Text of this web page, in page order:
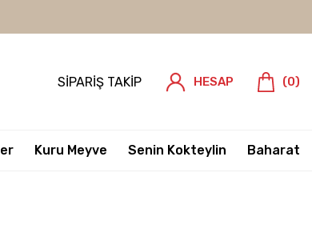
SIPARIŞ TAKIP HESAP (0)
Kuru Meyve Senin Kokteylin Baharat